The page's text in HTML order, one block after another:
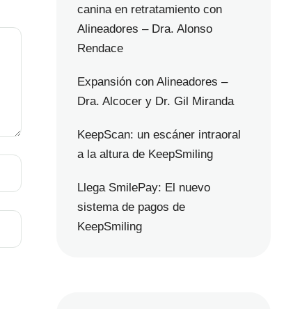
canina en retratamiento con
Alineadores – Dra. Alonso
Rendace
Expansión con Alineadores –
Dra. Alcocer y Dr. Gil Miranda
KeepScan: un escáner intraoral
a la altura de KeepSmiling
Llega SmilePay: El nuevo
sistema de pagos de
KeepSmiling